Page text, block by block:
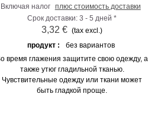
Включая налог плюс стоимость доставки
Срок доставки: 3 - 5 дней *
3,32 € (tax excl.)
продукт :
без вариантов
время глажения защитите свою одежду, а
также утюг гладильной тканью.
Чувствительные одежду или ткани может
быть гладкой проще.